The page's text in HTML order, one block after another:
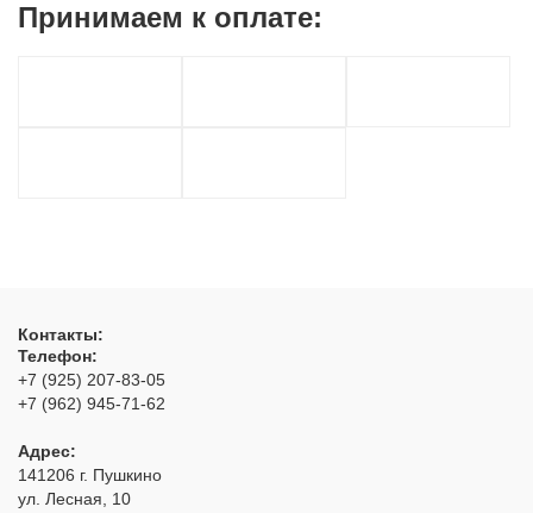
Принимаем к оплате:
Контакты:
Телефон:
+7 (925) 207-83-05
+7 (962) 945-71-62
Адрес:
141206 г. Пушкино
ул. Лесная, 10